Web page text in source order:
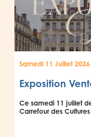
Samedi 11 Juillet 2026
Exposition
Ce samedi 11 juillet
Carrefour des